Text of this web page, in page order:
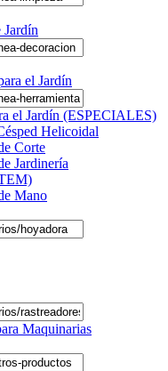
el Jardín
el Jardín (ESPECIALES)
Helicoidal
Corte
Jardinería
Mano
Maquinarias